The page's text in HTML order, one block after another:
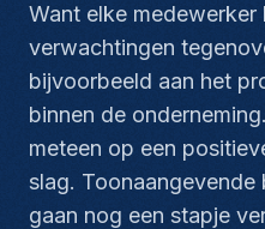
Want elke medewerker
verwachtingen
bijvoorbeeld aan het
binnen de
meteen op een
slag.
gaan nog een stapje